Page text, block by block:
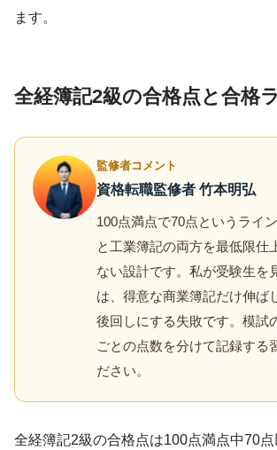
ます。
全経簿記2級の合格点と合格
監修者コメント
資格転職監修者 竹本明弘
100点満点で70点というライ
と工業簿記の両方を最低限仕
ない設計です。私が受験生を
は、得意な商業簿記だけ伸ば
後回しにする失敗です。模試
ごとの点数を分けて記録する
ださい。
全経簿記2級の合格点は100点満点中70